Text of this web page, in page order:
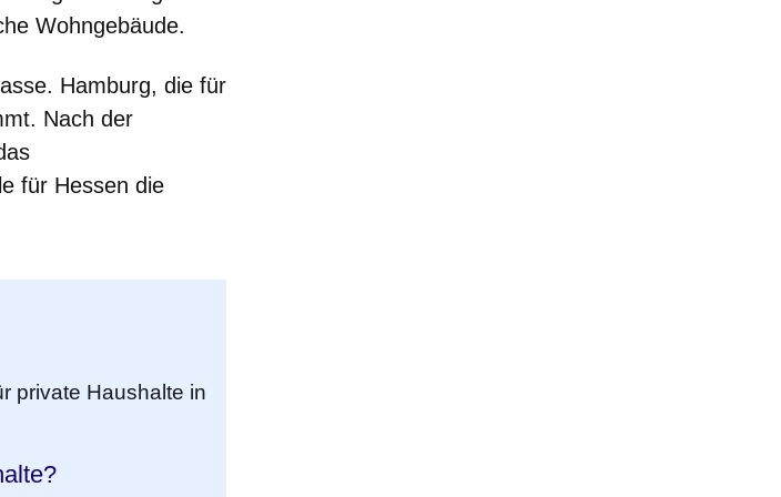
Wohngebäude.
Hamburg, die für
Nach der
für Hessen die
private Haushalte in